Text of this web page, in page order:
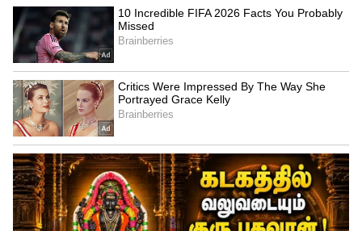
ராகுகாலம் : காலை 7.30 முதல் 9.00 வரை
எமகண்டம் : பகல் 10.30 முதல் 12.00 வரை
குளிகை : பகல் 1.30 முதல் 3.00 வரை